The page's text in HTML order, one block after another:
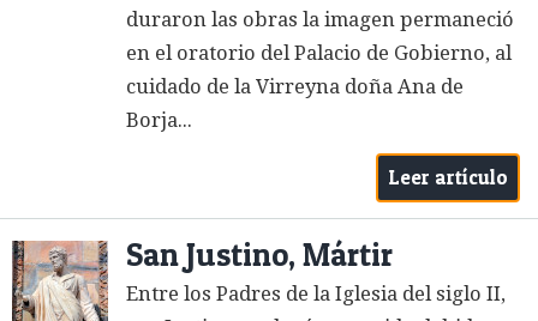
duraron las obras la imagen permaneció
en el oratorio del Palacio de Gobierno, al
cuidado de la Virreyna doña Ana de
Borja...
Leer artículo
San Justino, Mártir
Entre los Padres de la Iglesia del siglo II,